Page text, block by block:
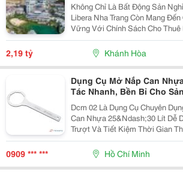
Không Chỉ Là Bất Động Sản
Libera Nha Trang Còn Mang
Vững Với Chính Sách Cho Thuê
Cho Chủ Sở Hữu Sanhome,
Residences ✨ Chính Sách Hấp
Nhập Ước...
2,19 tỷ Khánh Hòa
Dụng Cụ Mở Nắp Can
Tác Nhanh, Bền Bỉ Cho
Dcm 02 Là Dụng Cụ Chuyên
Can Nhựa 25&Ndash;30 Lít Dễ
Trượt Và Tiết Kiệm Thời Gian
Từ Thép Xi Mạ Chống Gỉ , Sản
Phù Hợp Sử Dụng Thường
Kho Hóa...
0909 *** *** Hồ Chí Minh